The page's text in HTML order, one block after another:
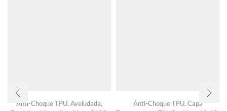
Anti-Choque TPU, Aveludada,
Anti-Choque TPU, Capa